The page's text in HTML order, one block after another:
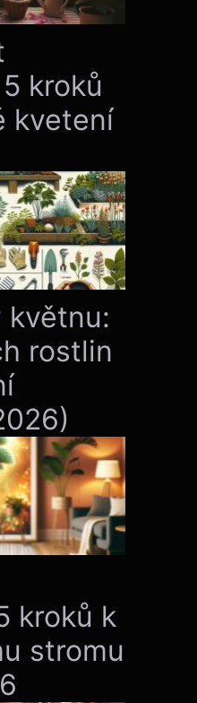
kroků
kvetení
květnu:
rostlin
kroků k
stromu